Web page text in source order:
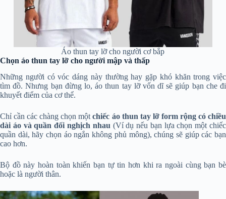
Áo thun tay lỡ cho người cơ bắp
Chọn áo thun tay lỡ cho người mập và thấp
Những người có vóc dáng này thường hay gặp khó khăn trong việc
tìm đồ. Nhưng bạn đừng lo, áo thun tay lỡ vốn dĩ sẽ giúp bạn che đi
khuyết điểm của cơ thể.
Chỉ cần các chàng chọn mộtchiếc áo thun tay lỡ form rộng có chiều
dài áo và quần đối nghịch nhau (Ví dụ nếu bạn lựa chọn một chiếc
quần dài, hãy chọn áo ngắn không phủ mông), chúng sẽ giúp các bạn
cao hơn.
Bộ đồ này hoàn toàn khiến bạn tự tin hơn khi ra ngoài cùng bạn bè
hoặc là người thân.